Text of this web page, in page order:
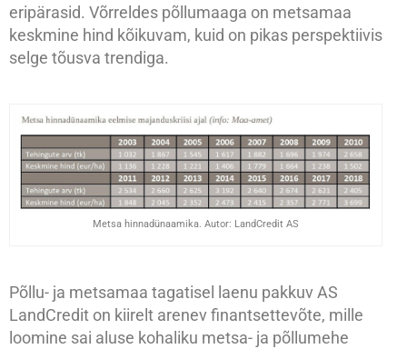
eripärasid. Võrreldes põllumaaga on metsamaa
keskmine hind kõikuvam, kuid on pikas perspektiivis
selge tõusva trendiga.
Metsa hinnadünaamika. Autor: LandCredit AS
Põllu- ja metsamaa tagatisel laenu pakkuv AS
LandCredit on kiirelt arenev finantsettevõte, mille
loomine sai aluse kohaliku metsa- ja põllumehe